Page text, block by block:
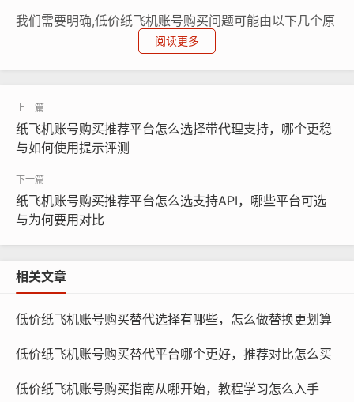
我们需要明确,低价纸飞机账号购买问题可能由以下几个原
纸飞机账号购买, 在线购买tg账号, 电报聊天账号购买,wdd
结，在这种情况下，我们需要联系平台客服，了解冻结原
阅读更多
纸飞机账号购买推荐平台怎么选择带代理支持，哪个更稳
与如何使用提示评测
纸飞机账号购买推荐平台怎么选支持API，哪些平台可选
与为何要用对比
相关文章
低价纸飞机账号购买替代选择有哪些，怎么做替换更划算
低价纸飞机账号购买替代平台哪个更好，推荐对比怎么买
低价纸飞机账号购买指南从哪开始，教程学习怎么入手